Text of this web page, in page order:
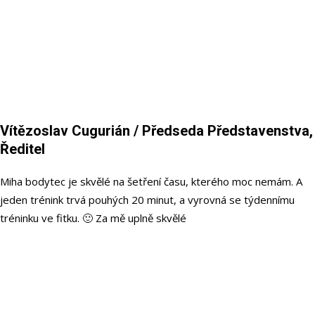
Vítězoslav Cugurián / Předseda Představenstva,
Ředitel
Miha bodytec je skvělé na šetření času, kterého moc nemám. A
jeden trénink trvá pouhých 20 minut, a vyrovná se týdennímu
tréninku ve fitku. 🙂 Za mě uplně skvělé